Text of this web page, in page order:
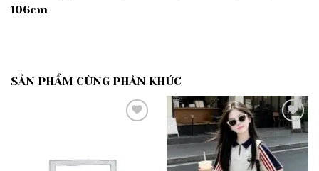
106cm
SẢN PHẨM CÙNG PHÂN KHÚC
Add to
wishlist